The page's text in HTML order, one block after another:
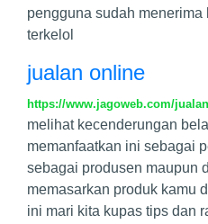
pengguna sudah
terkelol
jualan online
https://www.jagoweb.com/
melihat kecenderungan
memanfaatkan ini sebagai
sebagai produsen maupun
memasarkan produk kamu
ini mari kita kupas tips dan